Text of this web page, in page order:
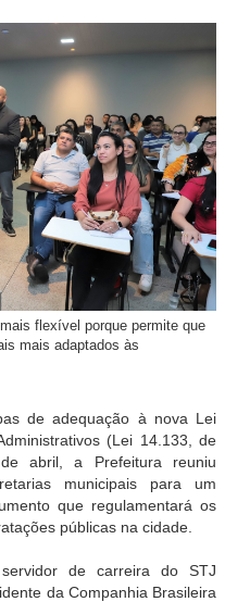
flexível porque permite que
mais adaptados às
de adequação à nova Lei
(Lei 14.133, de
abril, a Prefeitura reuniu
municipais para um
que regulamentará os
públicas na cidade.
de carreira do STJ
da Companhia Brasileira